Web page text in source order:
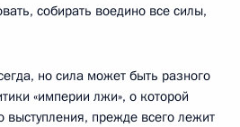
собирать воедино все силы,
но сила может быть разного
«империи лжи», о которой
выступления, прежде всего лежит